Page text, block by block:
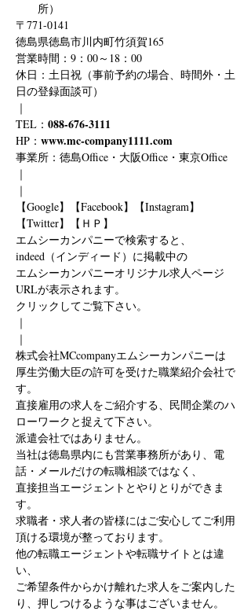
所）
〒771-0141
徳島県徳島市川内町竹須賀165
営業時間：9：00～18：00
休日：土日祝（事前予約の場合、時間外・土
日の登録面談可）
｜
TEL： 088-676-3111
HP： www.mc-company1111.com
事業所：徳島Office・大阪Office・東京Office
｜
｜
【Google】【Facebook】【Instagram】
【Twitter】【ＨＰ】
エムシーカンパニーで検索すると、
indeed（インディード）に掲載中の
エムシーカンパニーオリジナル求人ページ
URLが表示されます。
クリックしてご覧下さい。
｜
｜
株式会社MCcompanyエムシーカンパニーは
厚生労働大臣の許可を受けた職業紹介会社で
す。
直接雇用の求人をご紹介する、民間企業のハ
ローワークと捉えて下さい。
派遣会社ではありません。
当社は徳島県内にも営業事務所があり、電
話・メールだけの転職相談ではなく、
直接担当エージェントとやりとりができま
す。
求職者・求人者の皆様にはご安心してご利用
頂ける環境が整っております。
他の転職エージェントや転職サイトとは違
い、
ご希望条件からかけ離れた求人をご案内した
り、押しつけるような事はございません。